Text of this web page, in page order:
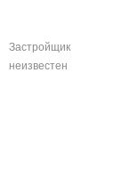
Застройщик
неизвестен